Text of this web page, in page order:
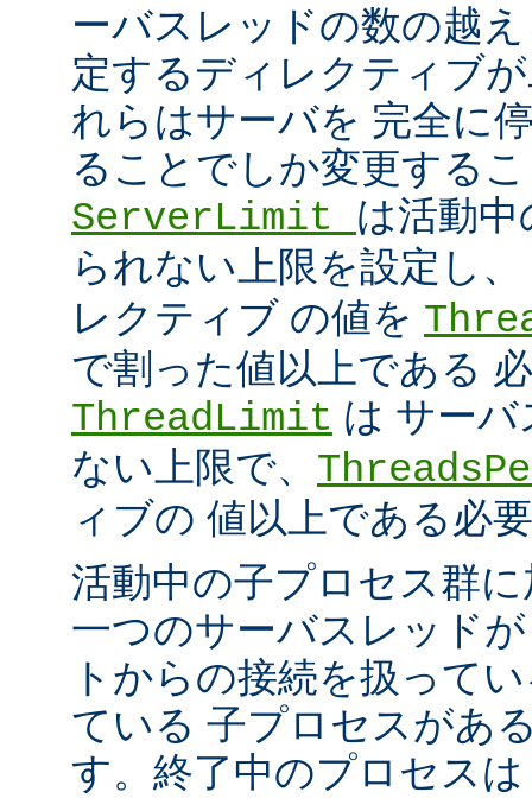
ーバスレッドの数の越
定するディレクティブ
れらはサーバを 完全に
ることでしか変更する
ServerLimit は活動
られない上限を設定し、
レクティブ の値を
で割った値以上である
ThreadLimit は サー
ない上限で、
ィブの 値以上である必
活動中の子プロセス群
一つのサーバスレッド
トからの接続を扱って
ている 子プロセスがあ
す。終了中のプロセス